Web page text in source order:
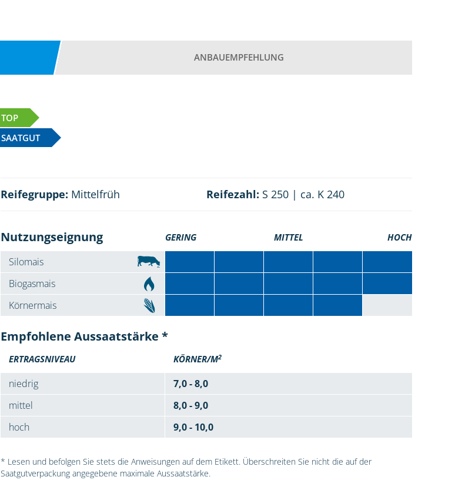
ANBAUEMPFEHLUNG
TOP
SAATGUT
Reifegruppe: Mittelfrüh Reifezahl: S 250 | ca. K 240
Nutzungseignung GERING MITTEL HOCH
Silomais
Biogasmais
Körnermais
Empfohlene Aussaatstärke *
ERTRAGSNIVEAU KÖRNER/M2
niedrig
7,0 - 8,0
mittel
8,0 - 9,0
hoch
9,0 - 10,0
* Lesen und befolgen Sie stets die Anweisungen auf dem Etikett. Überschreiten Sie nicht die auf der
Saatgutverpackung angegebene maximale Aussaatstärke.